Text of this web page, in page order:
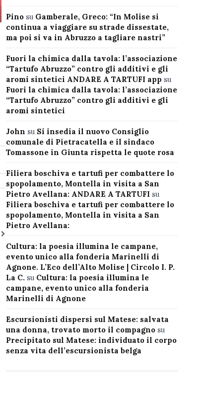
Pinosu Gamberale, Greco: “In Molise si
continua a viaggiare su strade dissestate,
ma poi si va in Abruzzo a tagliare nastri”
Fuori la chimica dalla tavola: l’associazione
“Tartufo Abruzzo” contro gli additivi e gli
aromi sintetici ANDARE A TARTUFI app su
Fuori la chimica dalla tavola: l’associazione
“Tartufo Abruzzo” contro gli additivi e gli
aromi sintetici
John su Si insedia il nuovo Consiglio
comunale di Pietracatella e il sindaco
Tomassone in Giunta rispetta le quote rosa
Filiera boschiva e tartufi per combattere lo
spopolamento, Montella in visita a San
Pietro Avellana: ANDARE A TARTUFI su
Filiera boschiva e tartufi per combattere lo
spopolamento, Montella in visita a San
Pietro Avellana:
Cultura: la poesia illumina le campane,
evento unico alla fonderia Marinelli di
Agnone. L’Eco dell’Alto Molise | Circolo I. P.
La C. su Cultura: la poesia illumina le
campane, evento unico alla fonderia
Marinelli di Agnone
Escursionisti dispersi sul Matese: salvata
una donna, trovato morto il compagnosu
Precipitato sul Matese: individuato il corpo
senza vita dell’escursionista belga